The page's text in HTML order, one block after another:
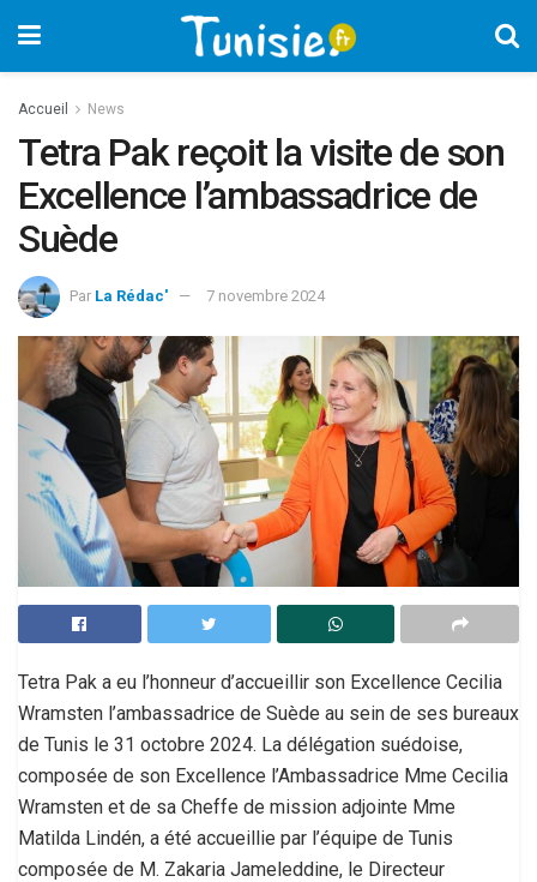
Accueil News
Tetra Pak reçoit la visite de son
Excellence l’ambassadrice de
Suède
Par La Rédac' 7 novembre 2024
Tetra Pak a eu l’honneur d’accueillir son Excellence Cecilia
Wramsten l’ambassadrice de Suède au sein de ses bureaux
de Tunis le 31 octobre 2024. La délégation suédoise,
composée de son Excellence l’Ambassadrice Mme Cecilia
Wramsten et de sa Cheffe de mission adjointe Mme
Matilda Lindén, a été accueillie par l’équipe de Tunis
composée de M. Zakaria Jameleddine, le Directeur